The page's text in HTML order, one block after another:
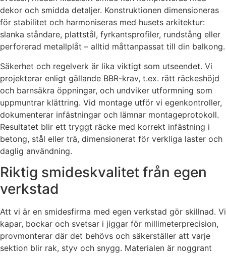
dekor och smidda detaljer. Konstruktionen dimensioneras
för stabilitet och harmoniseras med husets arkitektur:
slanka ståndare, plattstål, fyrkantsprofiler, rundstång eller
perforerad metallplåt – alltid måttanpassat till din balkong.
Säkerhet och regelverk är lika viktigt som utseendet. Vi
projekterar enligt gällande BBR-krav, t.ex. rätt räckeshöjd
och barnsäkra öppningar, och undviker utformning som
uppmuntrar klättring. Vid montage utför vi egenkontroller,
dokumenterar infästningar och lämnar montageprotokoll.
Resultatet blir ett tryggt räcke med korrekt infästning i
betong, stål eller trä, dimensionerat för verkliga laster och
daglig användning.
Riktig smideskvalitet från egen
verkstad
Att vi är en smidesfirma med egen verkstad gör skillnad. Vi
kapar, bockar och svetsar i jiggar för millimeterprecision,
provmonterar där det behövs och säkerställer att varje
sektion blir rak, styv och snygg. Materialen är noggrant